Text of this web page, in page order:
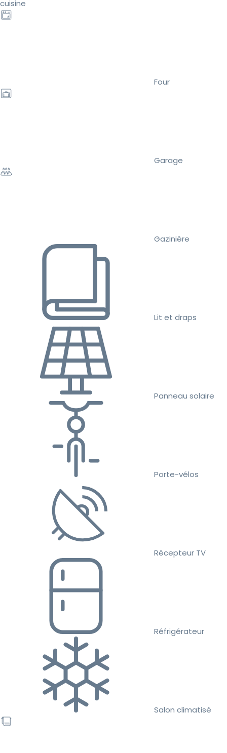
cuisine
Four
Garage
Gazinière
Lit et draps
Panneau solaire
Porte-vélos
Récepteur TV
Réfrigérateur
Salon climatisé